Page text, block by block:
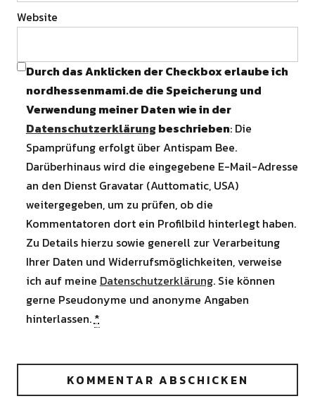
Website
Durch das Anklicken der Checkbox erlaube ich
nordhessenmami.de die Speicherung und
Verwendung meiner Daten wie in der
Datenschutzerklärung beschrieben: Die
Spamprüfung erfolgt über Antispam Bee.
Darüberhinaus wird die eingegebene E-Mail-Adresse
an den Dienst Gravatar (Auttomatic, USA)
weitergegeben, um zu prüfen, ob die
Kommentatoren dort ein Profilbild hinterlegt haben.
Zu Details hierzu sowie generell zur Verarbeitung
Ihrer Daten und Widerrufsmöglichkeiten, verweise
ich auf meine Datenschutzerklärung. Sie können
gerne Pseudonyme und anonyme Angaben
hinterlassen.*